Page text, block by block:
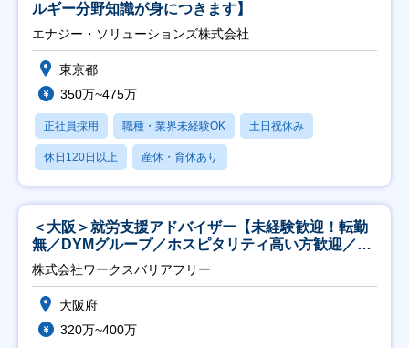
ルギー分野知識が身につきます】
エナジー・ソリューションズ株式会社
東京都
350万~475万
正社員採用 職種・業界未経験OK 土日祝休み
休日120日以上 産休・育休あり
＜大阪＞就労支援アドバイザー【未経験歓迎！転勤
無／DYMグループ／ホスピタリティ高い方歓迎／土
日祝】
株式会社ワークスバリアフリー
大阪府
320万~400万